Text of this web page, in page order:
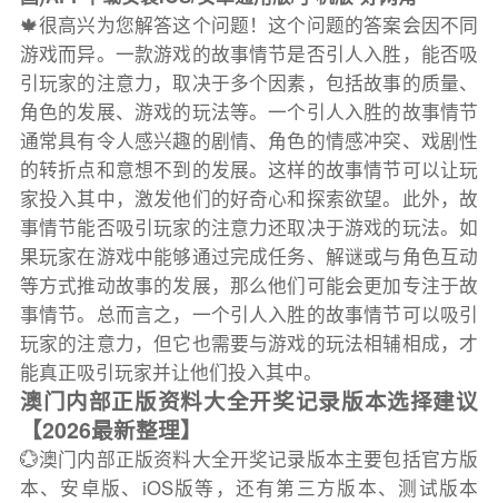
🍁很高兴为您解答这个问题！这个问题的答案会因不同
游戏而异。一款游戏的故事情节是否引人入胜，能否吸
引玩家的注意力，取决于多个因素，包括故事的质量、
角色的发展、游戏的玩法等。一个引人入胜的故事情节
通常具有令人感兴趣的剧情、角色的情感冲突、戏剧性
的转折点和意想不到的发展。这样的故事情节可以让玩
家投入其中，激发他们的好奇心和探索欲望。此外，故
事情节能否吸引玩家的注意力还取决于游戏的玩法。如
果玩家在游戏中能够通过完成任务、解谜或与角色互动
等方式推动故事的发展，那么他们可能会更加专注于故
事情节。总而言之，一个引人入胜的故事情节可以吸引
玩家的注意力，但它也需要与游戏的玩法相辅相成，才
能真正吸引玩家并让他们投入其中。
澳门内部正版资料大全开奖记录版本选择建议
【2026最新整理】
💮澳门内部正版资料大全开奖记录版本主要包括官方版
本、安卓版、iOS版等，还有第三方版本、测试版本